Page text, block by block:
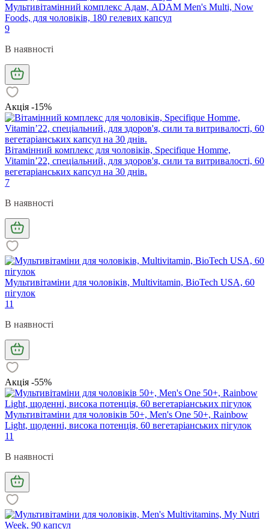
Мультивітамінний комплекс Адам, ADAM Men's Multi, Now
Foods, для чоловіків, 180 гелевих капсул
9
В наявності
Акція -15%
Вітамінний комплекс для чоловіків, Specifique Homme,
Vitamin’22, спеціальний, для здоров'я, сили та витривалості, 60
вегетаріанських капсул на 30 днів.
7
В наявності
Мультивітаміни для чоловіків, Multivitamin, BioTech USA, 60
пігулок
11
В наявності
Акція -55%
Мультивітаміни для чоловіків 50+, Men's One 50+, Rainbow
Light, щоденні, висока потенція, 60 вегетаріанських пігулок
11
В наявності